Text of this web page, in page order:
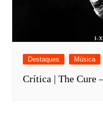
Destaques Música
Crítica | The Cure